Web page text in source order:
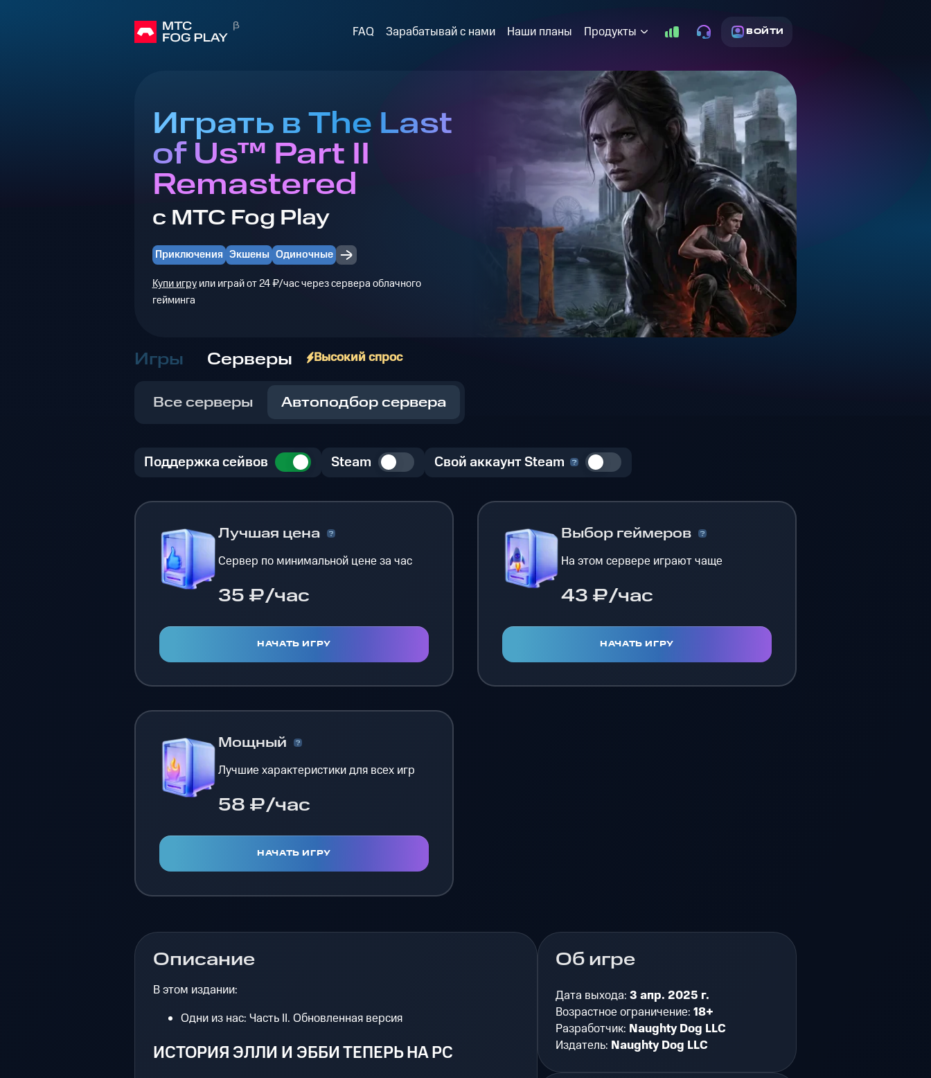
FAQ Зарабатывай с нами Наши планы Продукты ВОЙТИ
Играть в The Last
of Us™ Part II
Remastered
с МТС Fog Play
Приключения Экшены Одиночные
Купи игруили играй от 24 ₽/час через сервера облачного
гейминга
Игры Серверы Высокий спрос
Все серверы Автоподбор сервера
Поддержка сейвов Steam Свой аккаунт Steam
Лучшая цена
Сервер по минимальной цене за час
35 ₽/час
НАЧАТЬ ИГРУ
Выбор геймеров
На этом сервере играют чаще
43 ₽/час
НАЧАТЬ ИГРУ
Мощный
Лучшие характеристики для всех игр
58 ₽/час
НАЧАТЬ ИГРУ
Описание
В этом издании:
Одни из нас: Часть II. Обновленная версия
ИСТОРИЯ ЭЛЛИ И ЭББИ ТЕПЕРЬ НА PC
Об игре
Дата выхода:3 апр. 2025 г.
Возрастное ограничение:18+
Разработчик: Naughty Dog LLC
Издатель: Naughty Dog LLC